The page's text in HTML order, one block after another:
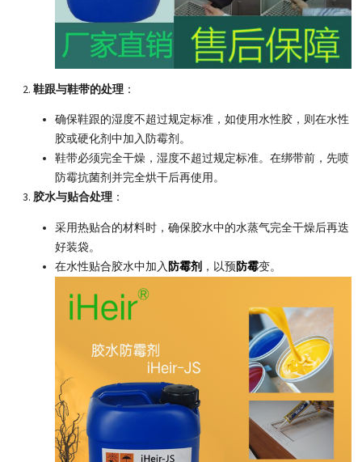
鞋跟与鞋带的处理：
确保鞋跟的湿度不超过规定标准，如使用水性胶，则在水性
胶或硬化剂中加入防霉剂。
鞋带必须完全干燥，湿度不超过规定标准。在绑带前，先喷
防霉抗菌剂并完全烘干后再使用。
胶水与贴合处理：
采用热贴合的材料时，确保胶水中的水蒸气完全干燥后再迭
好装袋。
在水性贴合胶水中加入 防霉剂 ，以预防霉变。